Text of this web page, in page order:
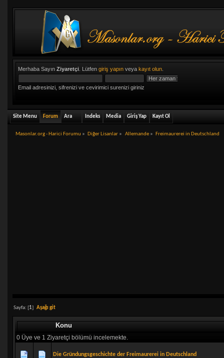
Merhaba Sayın Ziyaretçi. Lütfen giriş yapınveya kayıt olun.
Email adresinizi, sifrenizi ve cevirimici surenizi giriniz
Site Menu Forum Ara Indeks Media Giriş Yap Kayıt Ol
Masonlar.org - Harici Forumu » Diğer Lisanlar » Allemande» Freimaurerei in Deutschland
Sayfa: [1] Aşağı git
Konu
0 Üye ve 1 Ziyaretçi bölümü incelemekte.
Die Gründungsgeschichte der Freimaurerei in Deutschland